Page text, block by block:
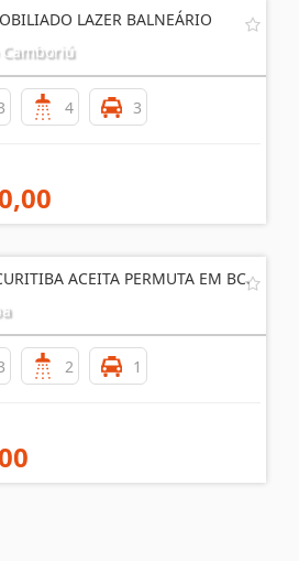
LAZER BALNEÁRIO
4 3
ACEITA PERMUTA EM BC.
2 1